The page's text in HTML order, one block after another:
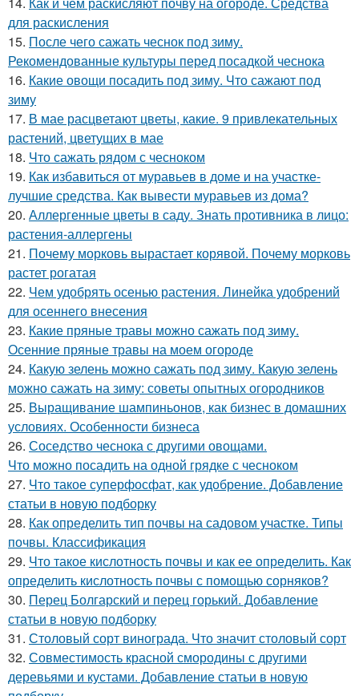
для раскисления
15. После чего сажать чеснок под зиму.
Рекомендованные культуры перед посадкой чеснока
16. Какие овощи посадить под зиму. Что сажают под
зиму
17. В мае расцветают цветы, какие. 9 привлекательных
растений, цветущих в мае
18. Что сажать рядом с чесноком
19. Как избавиться от муравьев в доме и на участке-
лучшие средства. Как вывести муравьев из дома?
20. Аллергенные цветы в саду. Знать противника в лицо:
растения-аллергены
21. Почему морковь вырастает корявой. Почему морковь
растет рогатая
22. Чем удобрять осенью растения. Линейка удобрений
для осеннего внесения
23. Какие пряные травы можно сажать под зиму.
Осенние пряные травы на моем огороде
24. Какую зелень можно сажать под зиму. Какую зелень
можно сажать на зиму: советы опытных огородников
25. Выращивание шампиньонов, как бизнес в домашних
условиях. Особенности бизнеса
26. Соседство чеснока с другими овощами.
Что можно посадить на одной грядке с чесноком
27. Что такое суперфосфат, как удобрение. Добавление
статьи в новую подборку
28. Как определить тип почвы на садовом участке. Типы
почвы. Классификация
29. Что такое кислотность почвы и как ее определить. Как
определить кислотность почвы с помощью сорняков?
30. Перец Болгарский и перец горький. Добавление
статьи в новую подборку
31. Столовый сорт винограда. Что значит столовый сорт
32. Совместимость красной смородины с другими
деревьями и кустами. Добавление статьи в новую